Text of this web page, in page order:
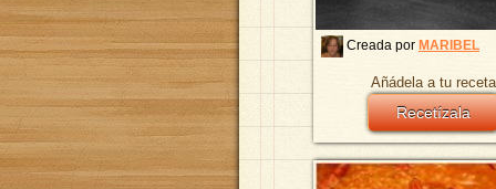
Creada por MARIBEL
Añádela a tu
Recetízala